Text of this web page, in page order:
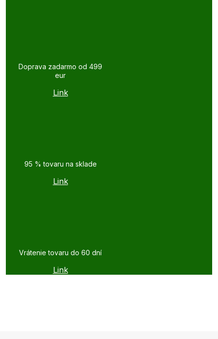
Doprava zadarmo od 499
eur
Link
95 % tovaru na sklade
Link
Vrátenie tovaru do 60 dní
Link